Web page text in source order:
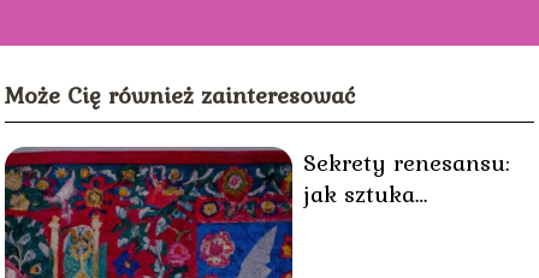
Może Cię również zainteresować
Sekrety renesansu:
jak sztuka